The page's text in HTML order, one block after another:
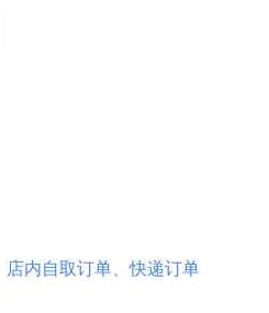
店内自取订单、快递订单